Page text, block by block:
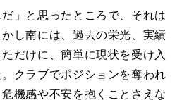
」と思ったところで、それは
し南には、過去の栄光、実績
だけに、簡単に現状を受け入
クラブでポジションを奪われ
機感や不安を抱くことさえな